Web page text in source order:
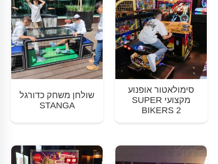
סימולאטור אופנוע
מקצועי SUPER
BIKERS 2
שולחן משחק כדורגל
STANGA